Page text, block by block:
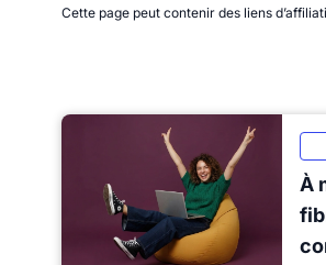
Cette page peut contenir des liens
À